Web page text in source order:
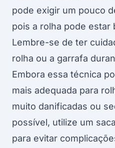
pode exigir um pouco
pois a rolha pode estar
Lembre-se de ter
rolha ou a garrafa
Embora essa técnica
mais adequada para
muito danificadas ou
possível, utilize um
para evitar